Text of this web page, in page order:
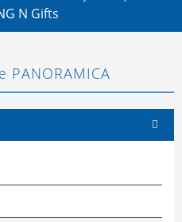
N Gifts
PANORAMICA